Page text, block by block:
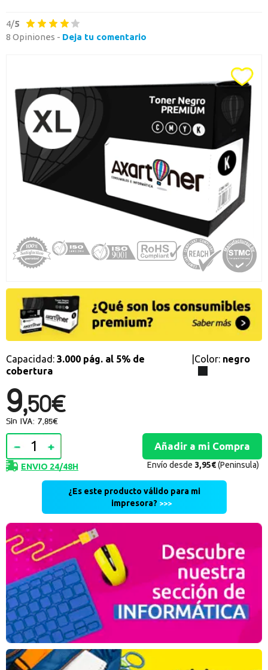
Toda la informacion
Ten una visión completa de dónde está tu pedido y accede a tu
historial de compras
Promociones especiales
Recibe nuestras promociones y ofertas suscribiéndote a nuestro
boletin de noticias
Ventajas para miembros
Accede a descuentos exclusivos y ofertas en toda la gama de
consumibles e informática.
registro distribuidor
4/5
8 Opiniones - Deja tu comentario
Capacidad: 3.000 pág. al 5% de
cobertura
Color: negro
9,50€
Sin IVA: 7,85€
ENVIO 24/48H Envío desde 3,95€(Peninsula)
¿Es este producto válido para mi
impresora? >>>